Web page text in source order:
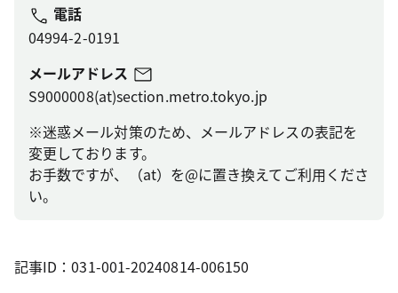
電話
04994-2-0191
メールアドレス
S9000008(at)section.metro.tokyo.jp
※迷惑メール対策のため、メールアドレスの表記を
変更しております。
お手数ですが、（at）を@に置き換えてご利用くださ
い。
記事ID：031-001-20240814-006150